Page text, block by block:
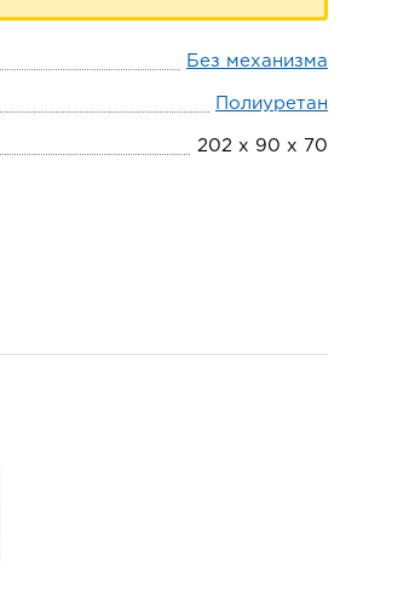
Без механизма
Полиуретан
202 х 90 х 70